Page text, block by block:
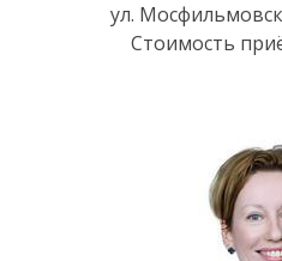
ул.
Стоимость